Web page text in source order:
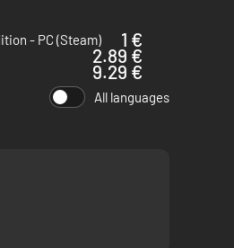
- PC (Steam)
1 €
2.89 €
9.29 €
All languages